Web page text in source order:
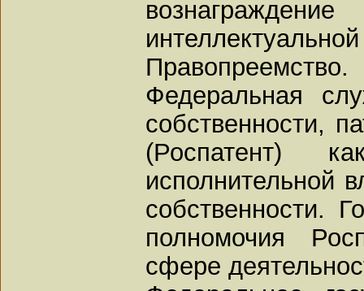
Правопреемство.
Федеральная
собственности,
(Роспатент)
исполнительной
собственности.
полномочия
сфере